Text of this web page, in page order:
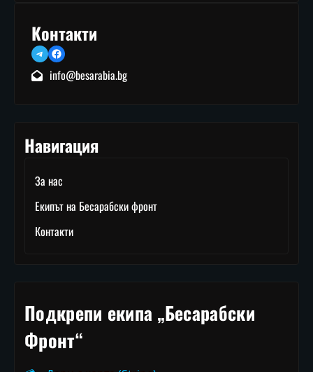
Контакти
TelegramFacebook
info@besarabia.bg
Навигация
За нас
Екипът на Бесарабски фронт
Контакти
Подкрепи екипа „Бесарабски
Фронт“